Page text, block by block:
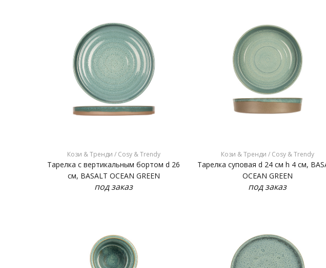
Кози & Тренди / Cosy & Trendy
Тарелка с вертикальным бортом d 26
см, BASALT OCEAN GREEN
под заказ
Кози & Тренди / Cosy & Trendy
Тарелка суповая d 24 см h 4 см,
OCEAN GREEN
под заказ